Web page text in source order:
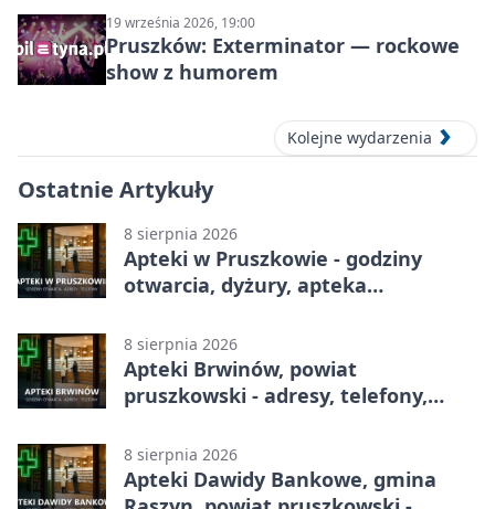
19 września 2026, 19:00
Pruszków: Exterminator — rockowe
show z humorem
Kolejne wydarzenia
Ostatnie Artykuły
8 sierpnia 2026
Apteki w Pruszkowie - godziny
otwarcia, dyżury, apteka
8 sierpnia 2026
Apteki Brwinów, powiat
pruszkowski - adresy, telefony,
8 sierpnia 2026
Apteki Dawidy Bankowe, gmina